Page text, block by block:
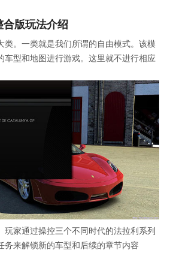
合版玩法介绍
类。一类就是我们所谓的自由模式。该模
车型和地图进行游戏。这里就不进行相应
玩家通过操控三个不同时代的法拉利系列
务来解锁新的车型和后续的章节内容